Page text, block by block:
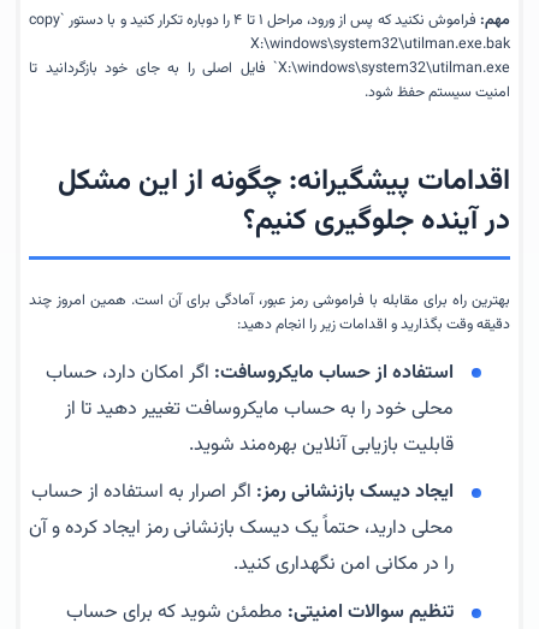
مهم:
فراموش نکنید که پس از ورود، مراحل ۱ تا ۴ را دوباره تکرار کنید و با دستور `copy
X:\windows\system32\utilman.exe.bak
X:\windows\system32\utilman.exe` فایل اصلی را به جای خود بازگردانید تا
امنیت سیستم حفظ شود.
اقدامات پیشگیرانه: چگونه از این مشکل
در آینده جلوگیری کنیم؟
بهترین راه برای مقابله با فراموشی رمز عبور، آمادگی برای آن است. همین امروز چند
دقیقه وقت بگذارید و اقدامات زیر را انجام دهید:
استفاده از حساب مایکروسافت: اگر امکان دارد، حساب
محلی خود را به حساب مایکروسافت تغییر دهید تا از
قابلیت بازیابی آنلاین بهره‌مند شوید.
ایجاد دیسک بازنشانی رمز: اگر اصرار به استفاده از حساب
محلی دارید، حتماً یک دیسک بازنشانی رمز ایجاد کرده و آن
را در مکانی امن نگهداری کنید.
تنظیم سوالات امنیتی: مطمئن شوید که برای حساب